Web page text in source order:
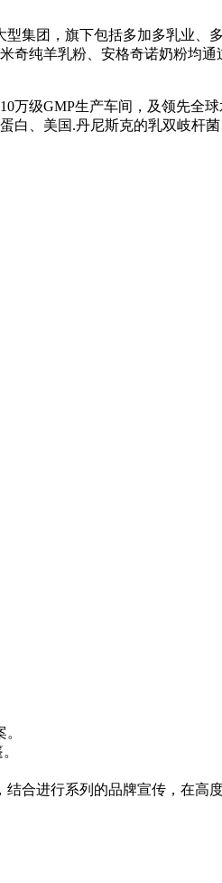
团，旗下包括多加多乳业、
纯羊乳粉、安格奇诺奶粉均
级GMP生产车间，及领先全
、美国.丹尼斯克的乳双岐杆
合进行系列的品牌宣传，在高